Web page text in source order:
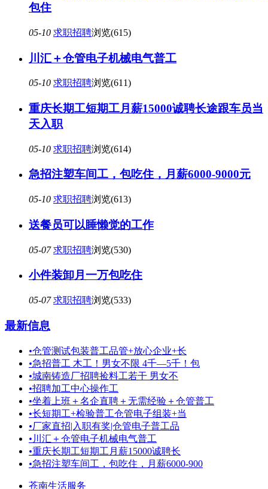
包住
05-10 求职招聘浏览(615)
川汇＋仓管电子机械电气普工
05-10 求职招聘浏览(611)
重庆长期工短期工月薪15000诚聘长途跟车员当
天入职
05-10 求职招聘浏览(614)
急招注塑车间工，包吃住，月薪6000-9000元
05-10 求职招聘浏览(613)
送餐员可以睡懒觉的工作
05-07 求职招聘浏览(530)
小件装卸月一万包吃住
05-07 求职招聘浏览(533)
最新信息
•仓管测试包装普工品管+放心企业+长
•急招普工 木工！男女不限 4千—5千！包
•城南铸造厂招聘捡料工若干 男女不
•招聘加工中心操作工
•坐着上班＋名企直聘＋无需经验＋仓管普工
•长短期工+检验普工仓管电子组装+当
•厂家直招|入职有奖|仓管电子普工品
• 川汇＋仓管电子机械电气普工
•重庆长期工短期工月薪15000诚聘长
•急招注塑车间工，包吃住，月薪6000-900
苍南生活服务